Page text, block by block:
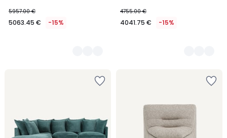
5957.00 €
5063.45 € -15%
4755.00 €
4041.75 € -15%